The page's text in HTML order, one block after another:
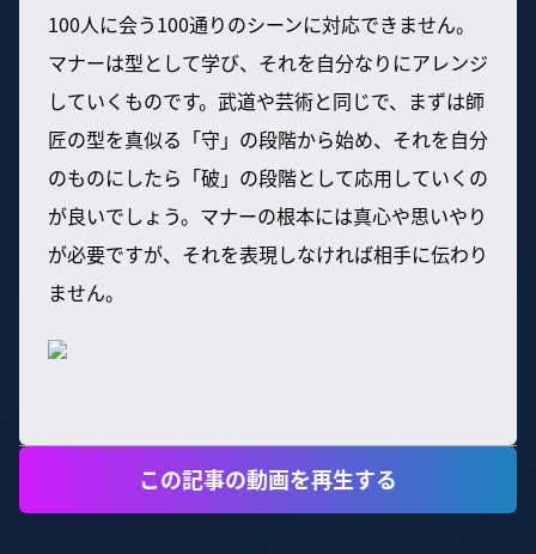
100人に会う100通りのシーンに対応できません。
マナーは型として学び、それを自分なりにアレンジ
していくものです。武道や芸術と同じで、まずは師
匠の型を真似る「守」の段階から始め、それを自分
のものにしたら「破」の段階として応用していくの
が良いでしょう。マナーの根本には真心や思いやり
が必要ですが、それを表現しなければ相手に伝わり
ません。
この記事の動画を再生する